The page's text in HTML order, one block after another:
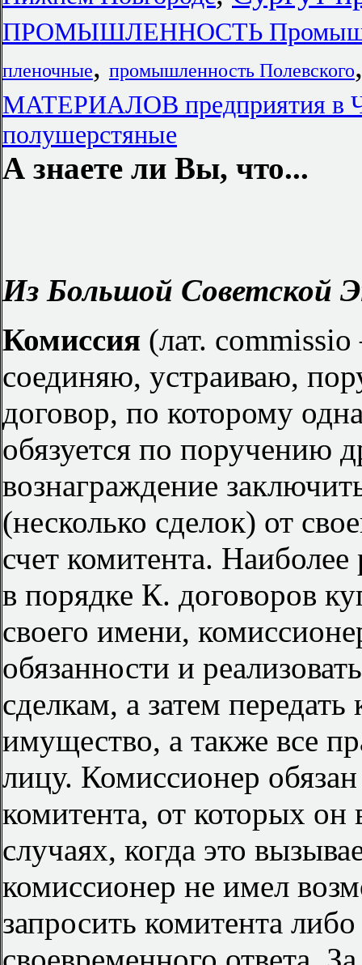
ПРОМЫШЛЕННОСТЬ
пленочные, промышленность Полевского
МАТЕРИАЛОВ предприятия в
полушерстяные
А знаете ли Вы, что...
Из Большой Советской
Комиссия (лат.
соединяю, устраиваю,
договор, по которому
обязуется по поручению
вознаграждение
(несколько сделок) от
счет комитента.
в порядке К. договоров
своего имени,
обязанности и
сделкам, а затем
имущество, а также все
лицу. Комиссионер
комитента, от которых он
случаях, когда это
комиссионер не имел
запросить комитента